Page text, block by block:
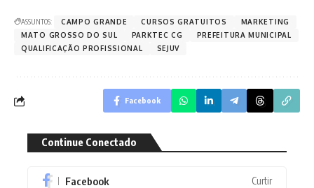
ASSUNTOS: CAMPO GRANDE CURSOS GRATUITOS
MARKETING
MATO GROSSO DO SUL
PARKTEC CG
PREFEITURA MUNICIPAL
QUALIFICAÇÃO PROFISSIONAL
SEJUV
Facebook
Continue Conectado
Facebook Curtir